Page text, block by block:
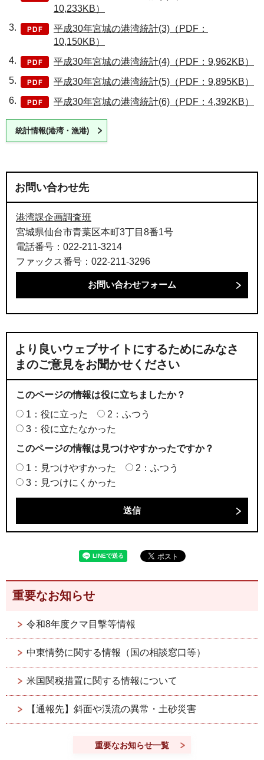
10,233KB）
平成30年宮城の港湾統計(3)（PDF：
10,150KB）
平成30年宮城の港湾統計(4)（PDF：9,962KB）
平成30年宮城の港湾統計(5)（PDF：9,895KB）
平成30年宮城の港湾統計(6)（PDF：4,392KB）
統計情報(港湾・漁港)
お問い合わせ先
港湾課企画調査班
宮城県仙台市青葉区本町3丁目8番1号
電話番号：022-211-3214
ファックス番号：022-211-3296
より良いウェブサイトにするためにみなさ
まのご意見をお聞かせください
このページの情報は役に立ちましたか？
1：役に立った
2：ふつう
3：役に立たなかった
このページの情報は見つけやすかったですか？
1：見つけやすかった
2：ふつう
3：見つけにくかった
重要なお知らせ
令和8年度クマ目撃等情報
中東情勢に関する情報（国の相談窓口等）
米国関税措置に関する情報について
【通報先】斜面や渓流の異常・土砂災害
重要なお知らせ一覧